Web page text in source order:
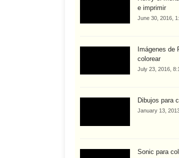
e imprimir
June 30, 2016,
Imágenes de
colorear
July 23, 2016,
Dibujos para
January 13,
Sonic para